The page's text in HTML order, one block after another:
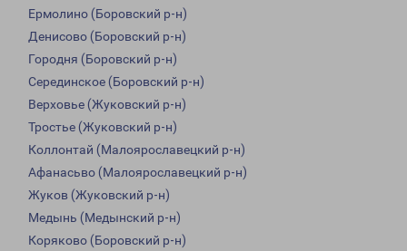
Ермолино (Боровский р-н)
Денисово (Боровский р-н)
Городня (Боровский р-н)
Серединское (Боровский р-н)
Верховье (Жуковский р-н)
Тростье (Жуковский р-н)
Коллонтай (Малоярославецкий р-н)
Афанасьво (Малоярославецкий р-н)
Жуков (Жуковский р-н)
Медынь (Медынский р-н)
Коряково (Боровский р-н)